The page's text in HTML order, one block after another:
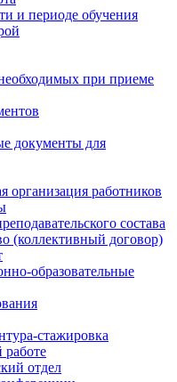
и периоде обучения
при приеме
документы для
организация работников
состава
(коллективный договор)
образовательные
стажировка
работе
отдел